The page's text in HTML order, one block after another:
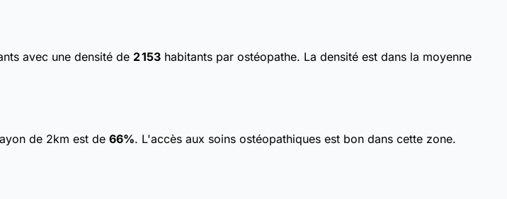
avec une densité de 2 153 habitants par ostéopathe. La densité est dans la moyenne
de 2km est de 66%. L'accès aux soins ostéopathiques est bon dans cette zone.